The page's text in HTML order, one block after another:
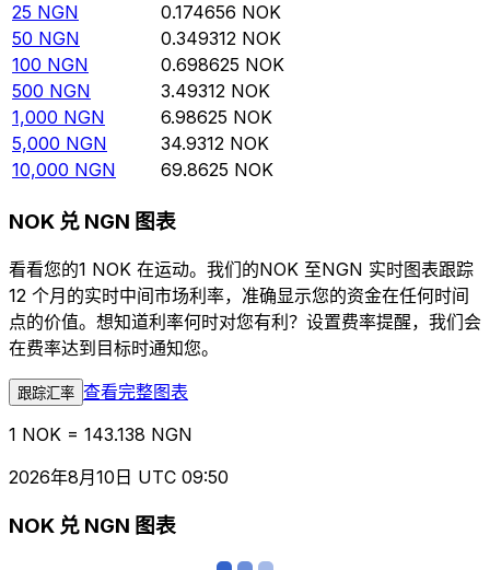
25 NGN 0.174656 NOK
50 NGN 0.349312 NOK
100 NGN 0.698625 NOK
500 NGN 3.49312 NOK
1,000 NGN 6.98625 NOK
5,000 NGN 34.9312 NOK
10,000 NGN 69.8625 NOK
NOK 兑 NGN 图表
看看您的1 NOK 在运动。我们的NOK 至NGN 实时图表跟踪
12 个月的实时中间市场利率，准确显示您的资金在任何时间
点的价值。想知道利率何时对您有利？设置费率提醒，我们会
在费率达到目标时通知您。
跟踪汇率 查看完整图表
1 NOK = 143.138 NGN
2026年8月10日 UTC 09:50
NOK 兑 NGN 图表